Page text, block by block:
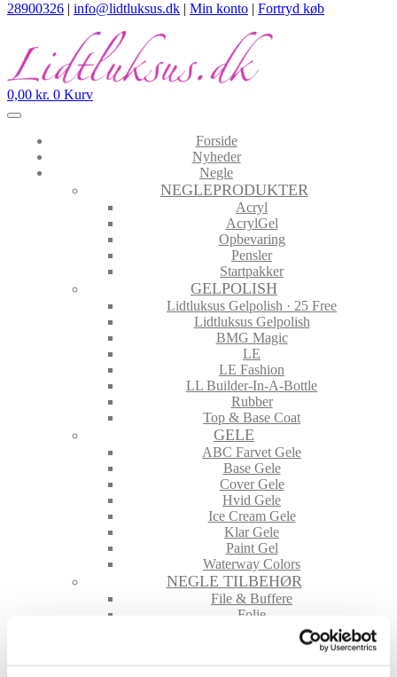
28900326 | info@lidtluksus.dk | Min konto | Fortryd køb
0,00 kr. 0 Kurv
Forside
Nyheder
Negle
NEGLEPRODUKTER
Acryl
AcrylGel
Opbevaring
Pensler
Startpakker
GELPOLISH
Lidtluksus Gelpolish · 25 Free
Lidtluksus Gelpolish
BMG Magic
LE
LE Fashion
LL Builder-In-A-Bottle
Rubber
Top & Base Coat
GELE
ABC Farvet Gele
Base Gele
Cover Gele
Hvid Gele
Ice Cream Gele
Klar Gele
Paint Gel
Waterway Colors
NEGLE TILBEHØR
File & Buffere
Folie
Glimmer & Pigmenter
Maskiner og tilbehør